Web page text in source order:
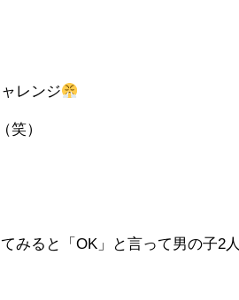
レンジ
笑）
みると「OK」と言って男の子2人